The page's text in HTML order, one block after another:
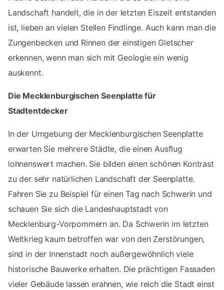
Landschaft handelt, die in der letzten Eiszeit entstanden
ist, lieben an vielen Stellen Findlinge. Auch kann man die
Zungenbecken und Rinnen der einstigen Gletscher
erkennen, wenn man sich mit Geologie ein wenig
auskennt.
Die Mecklenburgischen Seenplatte für
Stadtentdecker
In der Umgebung der Mecklenburgischen Seenplatte
erwarten Sie mehrere Städte, die einen Ausflug
lohnenswert machen. Sie bilden einen schönen Kontrast
zu der sehr natürlichen Landschaft der Seenplatte.
Fahren Sie zu Beispiel für einen Tag nach Schwerin und
schauen Sie sich die Landeshauptstadt von
Mecklenburg-Vorpommern an. Da Schwerin im letzten
Weltkrieg kaum betroffen war von den Zerstörungen,
sind in der Innenstadt noch außergewöhnlich viele
historische Bauwerke erhalten. Die prächtigen Fassaden
vieler Gebäude lassen erahnen, wie reich die Stadt einst